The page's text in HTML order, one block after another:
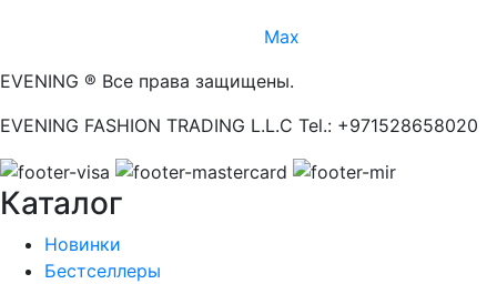
Max
EVENING ® Все права защищены.
EVENING FASHION TRADING L.L.C Tel.: +971528658020
Каталог
Новинки
Бестселлеры